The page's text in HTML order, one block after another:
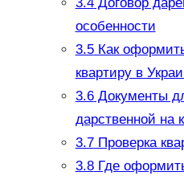
3.4Договор
особенности
3.5Как
квартиру в
3.6Документы
дарственной на
3.7Проверка
3.8Где